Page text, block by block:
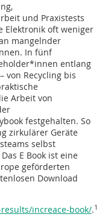
und Praxistests
Elektronik oft weniger
mangelnder
In fünf
entlang
von Recycling bis
Arbeit von
festgehalten. So
zirkulärer Geräte
selbst
E Book ist eine
geförderten
Download
increace-book/.1